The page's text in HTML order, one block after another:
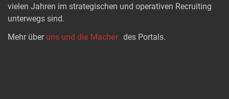
vielen Jahren im strategischen und operativen Recruiting
unterwegs sind.
Mehr über uns und die Macher des Portals.